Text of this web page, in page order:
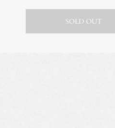
SOLD OUT